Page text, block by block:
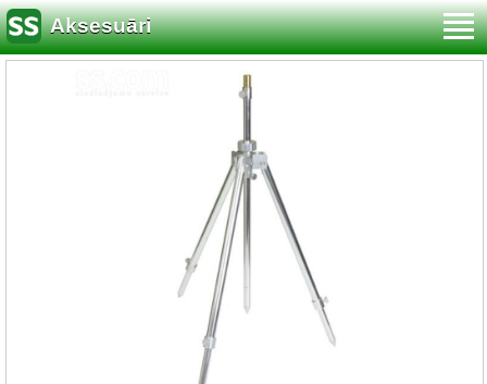
Aksesuāri